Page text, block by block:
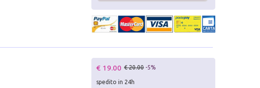
€ 19.00 € 20.00 -5%
spedito in 24h